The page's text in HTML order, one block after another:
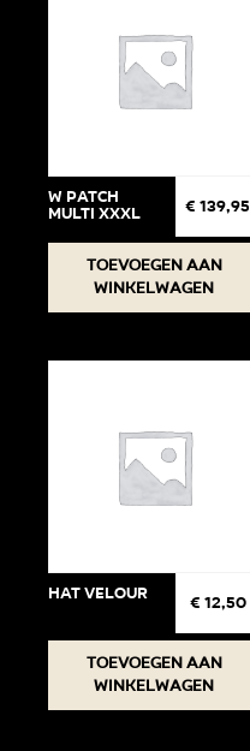
W Patch
Multi XXXL € 139,95
Toevoegen aan
winkelwagen
Hat Velour € 12,50
Toevoegen aan
winkelwagen